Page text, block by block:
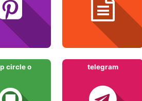
circle o telegram